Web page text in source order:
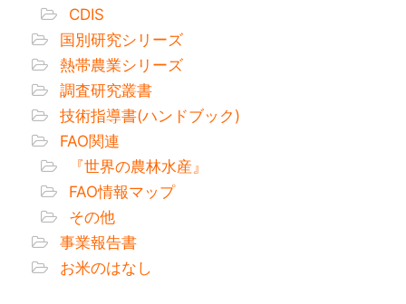
CDIS
国別研究シリーズ
熱帯農業シリーズ
調査研究叢書
技術指導書(ハンドブック)
FAO関連
『世界の農林水産』
FAO情報マップ
その他
事業報告書
お米のはなし